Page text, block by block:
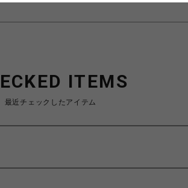
ITEMS
最近チェックしたアイテム